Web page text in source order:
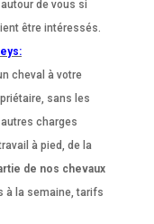
de vous si
être intéressés.
cheval à votre
sans les
charges
à pied, de la
de nos chevaux
à la semaine, tarifs